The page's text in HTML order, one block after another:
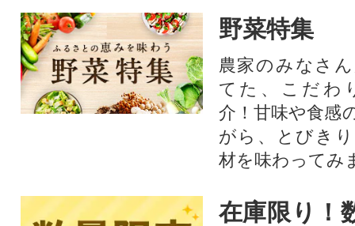
野菜特集
農家のみなさ
てた、こだわ
介！甘味や食感
がら、とびき
材を味わってみ
在庫限り！